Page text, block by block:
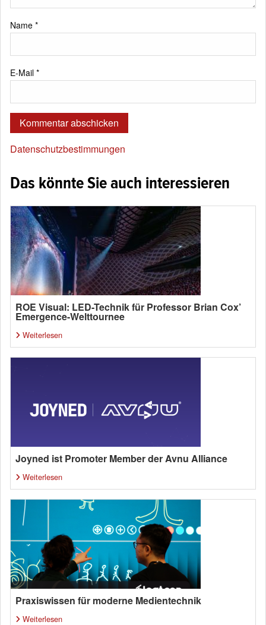
Name *
E-Mail *
Datenschutzbestimmungen
Das könnte Sie auch interessieren
ROE Visual: LED-Technik für Professor Brian Cox’
Emergence-Welttournee
Weiterlesen
Joyned ist Promoter Member der Avnu Alliance
Weiterlesen
Praxiswissen für moderne Medientechnik
Weiterlesen